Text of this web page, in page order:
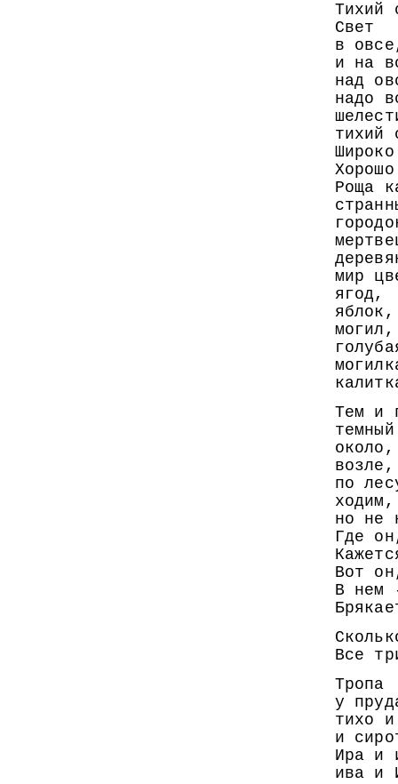
Тихий
Свет
в
и на
над
надо
тихий
Роща
мир
ягод,
яблок,
могил,
Тем и
около,
возле,
по
ходим,
но не
Где
Вот
В нем
Все
Тропа
у
тихо
и
Ира и
ива и